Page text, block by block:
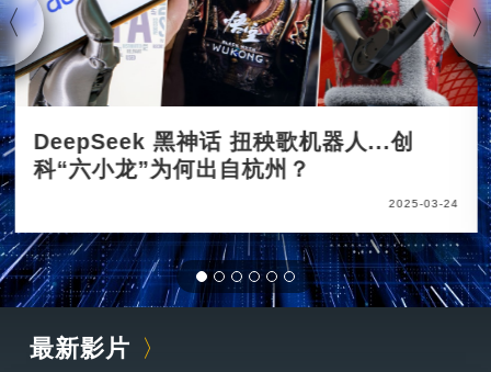
DeepSeek 黑神话 扭秧歌机器人...创
科“六小龙”为何出自杭州？
2025-03-24
最新影片